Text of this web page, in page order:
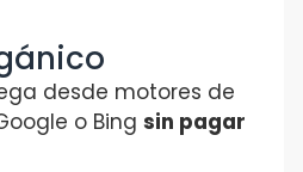
desde motores de
o Bingsin pagar